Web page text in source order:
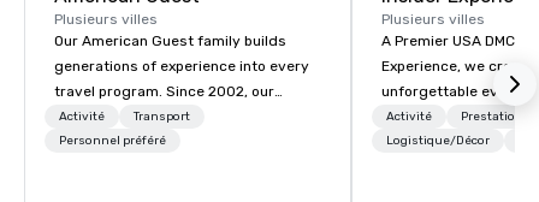
Plusieurs villes
Our American Guest family builds
generations of experience into every
travel program. Since 2002, our
mission has been to capture the
imagination of your corporate guests
Activité
Transport
Personnel préféré
Plusieurs villes
A Premier USA DMC Partner
Experience, we create
unforgettable events
access to premium
class entertainment,
Activité
Prestations/
Logistique/Décor